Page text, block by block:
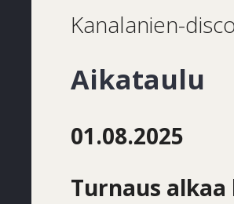
Kanalanien-
Aikataulu
01.08.2025
Turnaus alkaa